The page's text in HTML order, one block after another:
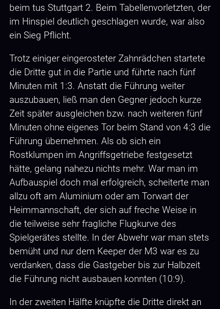
beim tus Stuttgart 2. Beim Tabellenvorletzten, der
im Hinspiel deutlich geschlagen wurde, war also
ein Sieg Pflicht.
Trotz einiger eingerosteter Zahnrädchen startete
die Dritte gut in die Partie und führte nach fünf
Minuten mit 1:3. Anstatt die Führung weiter
auszubauen, ließ man den Gegner jedoch kurze
Zeit später ausgleichen bzw. nach weiteren fünf
Minuten ohne eigenes Tor beim Stand von 4:3 die
Führung übernehmen. Als ob sich ein
Rostklumpen im Angriffsgetriebe festgesetzt
hätte, gelang nahezu nichts mehr. War man im
Aufbauspiel doch mal erfolgreich, scheiterte man
allzu oft am Aluminium oder am Torwart der
Heimmannschaft, der sich auf freche Weise in
die teilweise sehr fragliche Flugkurve des
Spielgerätes stellte. In der Abwehr war man stets
bemüht und nur dem Keeper der M3 war es zu
verdanken, dass die Gastgeber bis zur Halbzeit
die Führung nicht ausbauen konnten (10:9).
In der zweiten Hälfte knüpfte die Dritte direkt an